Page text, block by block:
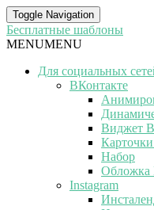
Toggle Navigation
Бесплатные шаблоны
MENUMENU
Для социальных
ВКонтакте
Виджет
Карточки
Набор
Обложка
Instagram